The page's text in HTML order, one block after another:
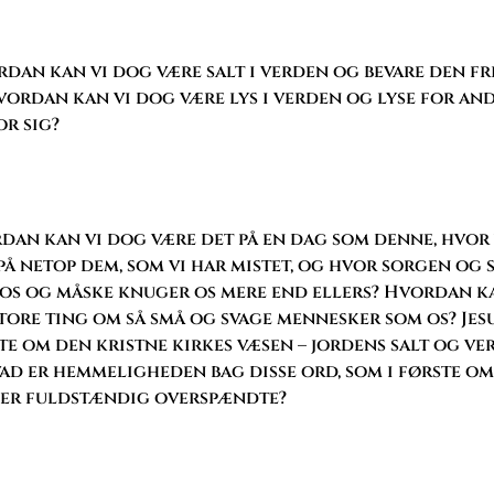
kan vi dog være salt i verden og bevare den
kan vi dog være lys i verden og lyse for
sig?
kan vi dog være det på en dag som denne, hvor
netop dem, som vi har mistet, og hvor sorgen og
og måske knuger os mere end ellers? Hvordan
ting om så små og svage mennesker som os?
om den kristne kirkes væsen – jordens salt og
er hemmeligheden bag disse ord, som i første
fuldstændig overspændte?